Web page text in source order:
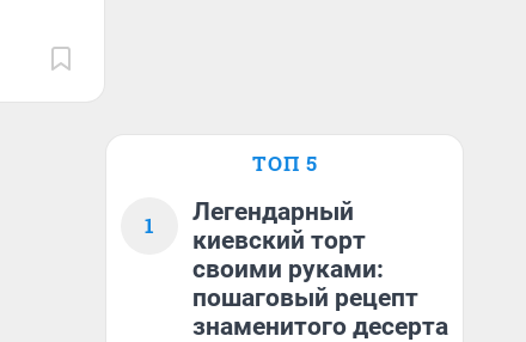
ТОП 5
1
Легендарный
киевский торт
своими руками:
пошаговый рецепт
знаменитого десерта